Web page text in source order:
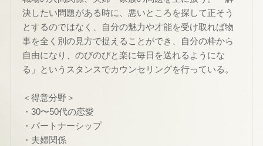
決したい問題がある時に、悪いところを探して正そう
とするのではなく、自分の魅力や才能を受け取れば物
事を全く別の見方で捉えることができ、自分の枠から
自由になり、のびのびと楽に毎日を送れるようにな
る」というスタンスでカウンセリングを行っている。
＜得意分野＞
・30〜50代の恋愛
・パートナーシップ
・夫婦関係